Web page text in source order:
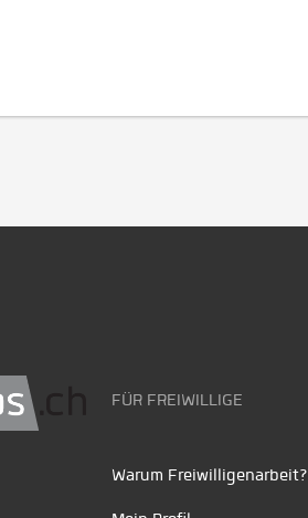
FÜR FREIWILLIGE
Warum Freiwilligenarbeit?